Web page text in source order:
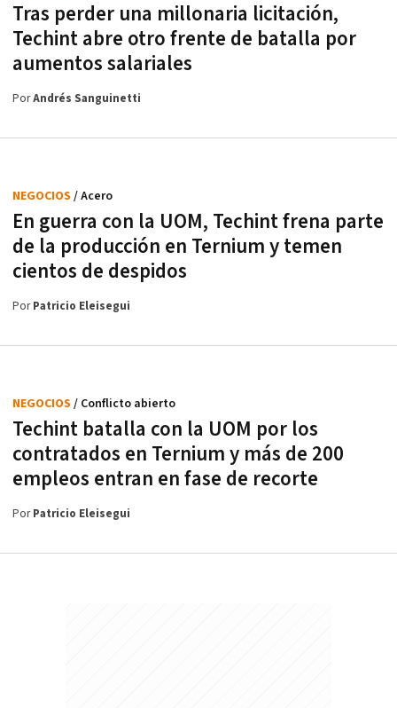
Tras perder una millonaria licitación,
Techint abre otro frente de batalla por
aumentos salariales
PorAndrés Sanguinetti
En guerra con la UOM, Techint frena parte
de la producción en Ternium y temen
cientos de despidos
NEGOCIOS / Acero
PorPatricio Eleisegui
Techint batalla con la UOM por los
contratados en Ternium y más de 200
empleos entran en fase de recorte
NEGOCIOS / Conflicto abierto
PorPatricio Eleisegui